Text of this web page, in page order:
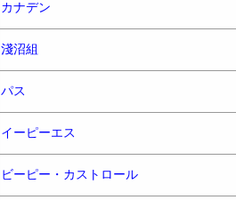
カナデン
淺沼組
パス
イーピーエス
ビーピー・カストロール